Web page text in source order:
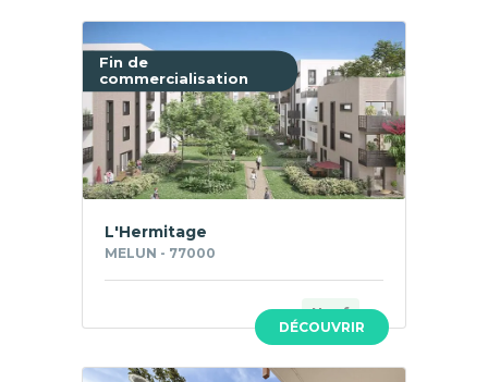
Fin de
commercialisation
DÉCOUVRIR
L'Hermitage
MELUN - 77000
Neuf